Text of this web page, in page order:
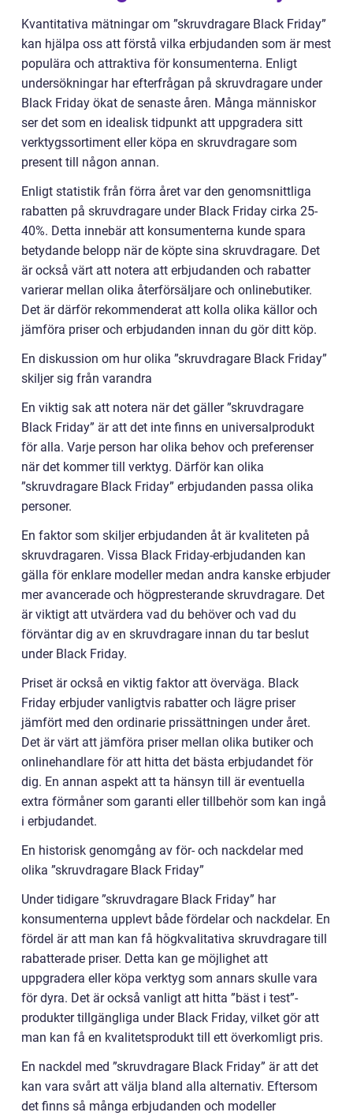
Kvantitativa mätningar om ”skruvdragare Black Friday”
kan hjälpa oss att förstå vilka erbjudanden som är mest
populära och attraktiva för konsumenterna. Enligt
undersökningar har efterfrågan på skruvdragare under
Black Friday ökat de senaste åren. Många människor
ser det som en idealisk tidpunkt att uppgradera sitt
verktygssortiment eller köpa en skruvdragare som
present till någon annan.
Enligt statistik från förra året var den genomsnittliga
rabatten på skruvdragare under Black Friday cirka 25-
40%. Detta innebär att konsumenterna kunde spara
betydande belopp när de köpte sina skruvdragare. Det
är också värt att notera att erbjudanden och rabatter
varierar mellan olika återförsäljare och onlinebutiker.
Det är därför rekommenderat att kolla olika källor och
jämföra priser och erbjudanden innan du gör ditt köp.
En diskussion om hur olika ”skruvdragare Black Friday”
skiljer sig från varandra
En viktig sak att notera när det gäller ”skruvdragare
Black Friday” är att det inte finns en universalprodukt
för alla. Varje person har olika behov och preferenser
när det kommer till verktyg. Därför kan olika
”skruvdragare Black Friday” erbjudanden passa olika
personer.
En faktor som skiljer erbjudanden åt är kvaliteten på
skruvdragaren. Vissa Black Friday-erbjudanden kan
gälla för enklare modeller medan andra kanske erbjuder
mer avancerade och högpresterande skruvdragare. Det
är viktigt att utvärdera vad du behöver och vad du
förväntar dig av en skruvdragare innan du tar beslut
under Black Friday.
Priset är också en viktig faktor att överväga. Black
Friday erbjuder vanligtvis rabatter och lägre priser
jämfört med den ordinarie prissättningen under året.
Det är värt att jämföra priser mellan olika butiker och
onlinehandlare för att hitta det bästa erbjudandet för
dig. En annan aspekt att ta hänsyn till är eventuella
extra förmåner som garanti eller tillbehör som kan ingå
i erbjudandet.
En historisk genomgång av för- och nackdelar med
olika ”skruvdragare Black Friday”
Under tidigare ”skruvdragare Black Friday” har
konsumenterna upplevt både fördelar och nackdelar. En
fördel är att man kan få högkvalitativa skruvdragare till
rabatterade priser. Detta kan ge möjlighet att
uppgradera eller köpa verktyg som annars skulle vara
för dyra. Det är också vanligt att hitta ”bäst i test”-
produkter tillgängliga under Black Friday, vilket gör att
man kan få en kvalitetsprodukt till ett överkomligt pris.
En nackdel med ”skruvdragare Black Friday” är att det
kan vara svårt att välja bland alla alternativ. Eftersom
det finns så många erbjudanden och modeller